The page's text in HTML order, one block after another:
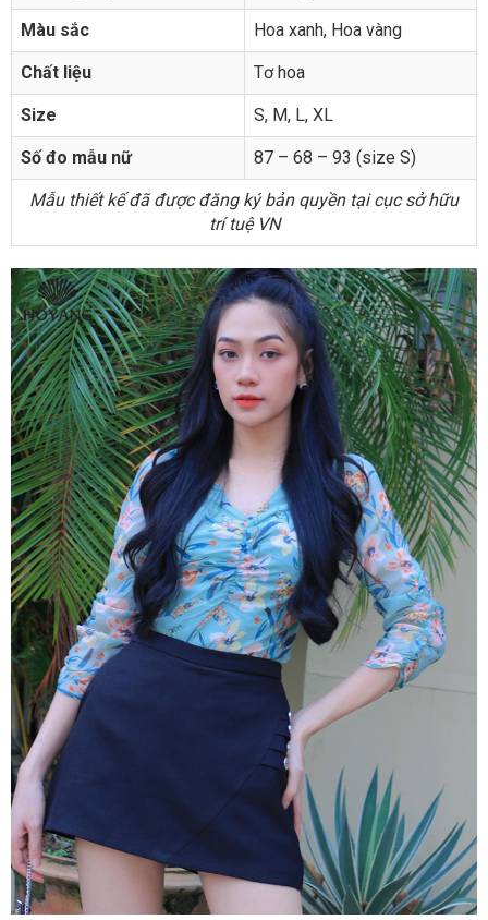
Màu sắc Hoa xanh, Hoa vàng
Chất liệu Tơ hoa
Size S, M, L, XL
Số đo mẫu nữ 87 – 68 – 93 (size S)
Mẫu thiết kế đã được đăng ký bản quyền tại cục sở hữu
trí tuệ VN